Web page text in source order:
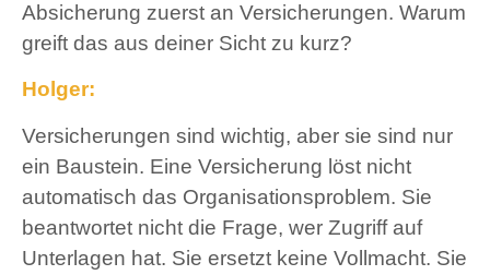
Absicherung zuerst an Versicherungen. Warum
greift das aus deiner Sicht zu kurz?
Holger:
Versicherungen sind wichtig, aber sie sind nur
ein Baustein. Eine Versicherung löst nicht
automatisch das Organisationsproblem. Sie
beantwortet nicht die Frage, wer Zugriff auf
Unterlagen hat. Sie ersetzt keine Vollmacht. Sie